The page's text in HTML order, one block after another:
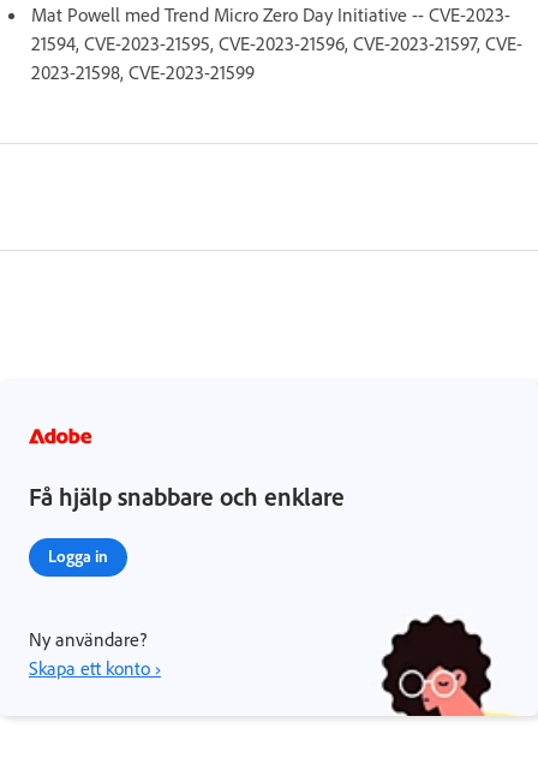
Mat Powell med Trend Micro Zero Day Initiative -- CVE-2023-
21594, CVE-2023-21595, CVE-2023-21596, CVE-2023-21597, CVE-
2023-21598, CVE-2023-21599
Få hjälp snabbare och enklare
Logga in
Ny användare?
Skapa ett konto ›